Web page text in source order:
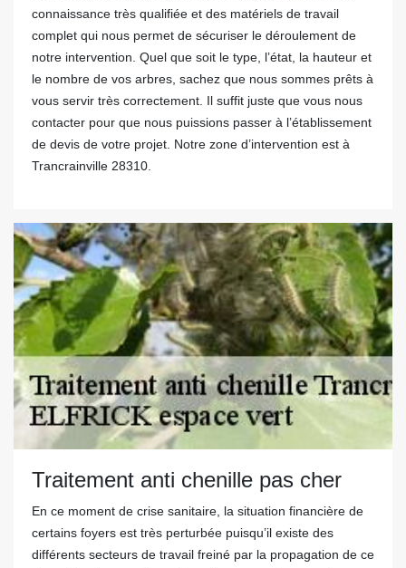
connaissance très qualifiée et des matériels de travail
complet qui nous permet de sécuriser le déroulement de
notre intervention. Quel que soit le type, l’état, la hauteur et
le nombre de vos arbres, sachez que nous sommes prêts à
vous servir très correctement. Il suffit juste que vous nous
contacter pour que nous puissions passer à l’établissement
de devis de votre projet. Notre zone d’intervention est à
Trancrainville 28310.
Traitement anti chenille pas cher
En ce moment de crise sanitaire, la situation financière de
certains foyers est très perturbée puisqu’il existe des
différents secteurs de travail freiné par la propagation de ce